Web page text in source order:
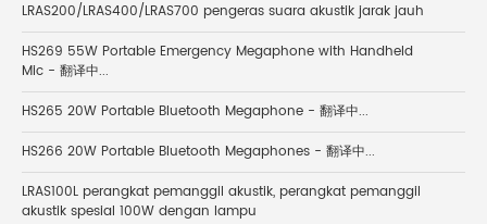
LRAS200/LRAS400/LRAS700 pengeras suara akustik jarak jauh
HS269 55W Portable Emergency Megaphone with Handheld
Mic - 翻译中...
HS265 20W Portable Bluetooth Megaphone - 翻译中...
HS266 20W Portable Bluetooth Megaphones - 翻译中...
LRAS100L perangkat pemanggil akustik, perangkat pemanggil
akustik spesial 100W dengan lampu